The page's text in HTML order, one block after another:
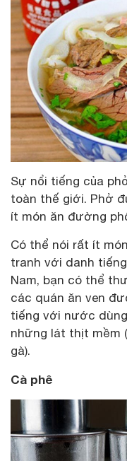
Sự nổi tiếng của
toàn thế giới. Phở
ít món ăn đường
Có thể nói rất ít
tranh với danh
Nam, bạn có thể
các quán ăn ven
tiếng với nước
những lát thịt mềm
gà).
Cà phê